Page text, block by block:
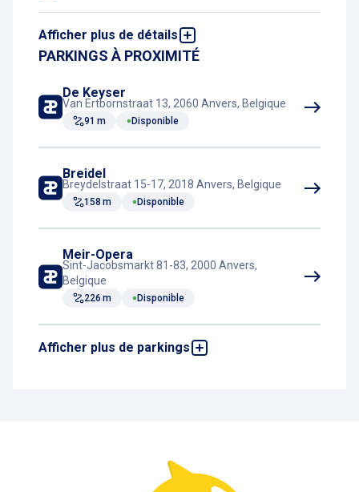
Afficher plus de détails
Correspondance train
PARKINGS À PROXIMITÉ
De Keyser
Van Ertbornstraat 13, 2060 Anvers, Belgique
91 m Disponible
Breidel
Breydelstraat 15-17, 2018 Anvers, Belgique
158 m Disponible
Meir-Opera
Sint-Jacobsmarkt 81-83, 2000 Anvers,
Belgique
226 m Disponible
Afficher plus de parkings
Vesting
Disponible